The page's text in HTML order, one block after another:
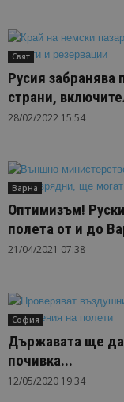
Свят
Русия забранява
страни,
28/02/2022 15:54
Варна
Оптимизъм!
полета от и до
21/04/2021 07:38
София
Държавата ще
почивка...
12/05/2020 19:34